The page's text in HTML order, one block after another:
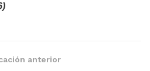
anterior